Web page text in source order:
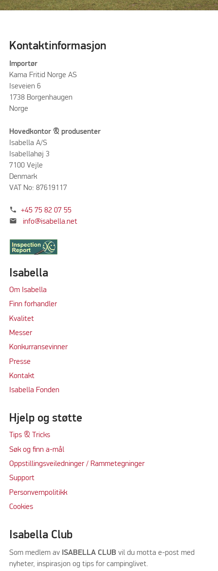
Kontaktinformasjon
Importør
Kama Fritid Norge AS
Iseveien 6
1738 Borgenhaugen
Norge
Hovedkontor & produsenter
Isabella A/S
Isabellahøj 3
7100 Vejle
Denmark
VAT No: 87619117
phone +45 75 82 07 55
mail info@isabella.net
Isabella
Om Isabella
Finn forhandler
Kvalitet
Messer
Konkurransevinner
Presse
Kontakt
Isabella Fonden
Hjelp og støtte
Tips & Tricks
Søk og finn a-mål
Oppstillingsveiledninger / Rammetegninger
Support
Personvernpolitikk
Cookies
Isabella Club
Som medlem avISABELLA CLUB vil du motta e-post med
nyheter, inspirasjon og tips for campinglivet.